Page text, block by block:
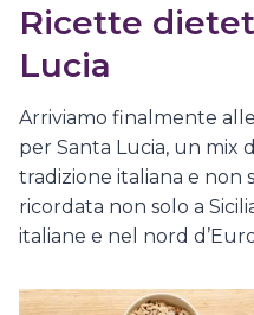
Ricette
Lucia
Arriviamo finalmente
per Santa Lucia, un mix
tradizione italiana e non
ricordata non solo a
italiane e nel nord